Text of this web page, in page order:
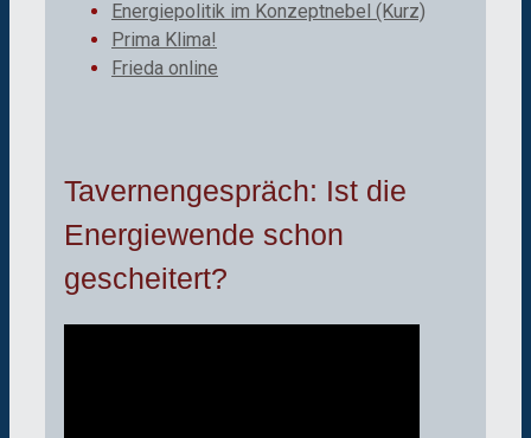
Energiepolitik im Konzeptnebel (Kurz)
Prima Klima!
Frieda online
Tavernengespräch: Ist die
Energiewende schon
gescheitert?